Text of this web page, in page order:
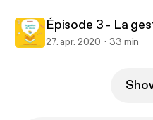
Épisode 3 - La
27. apr. 2020 33 min